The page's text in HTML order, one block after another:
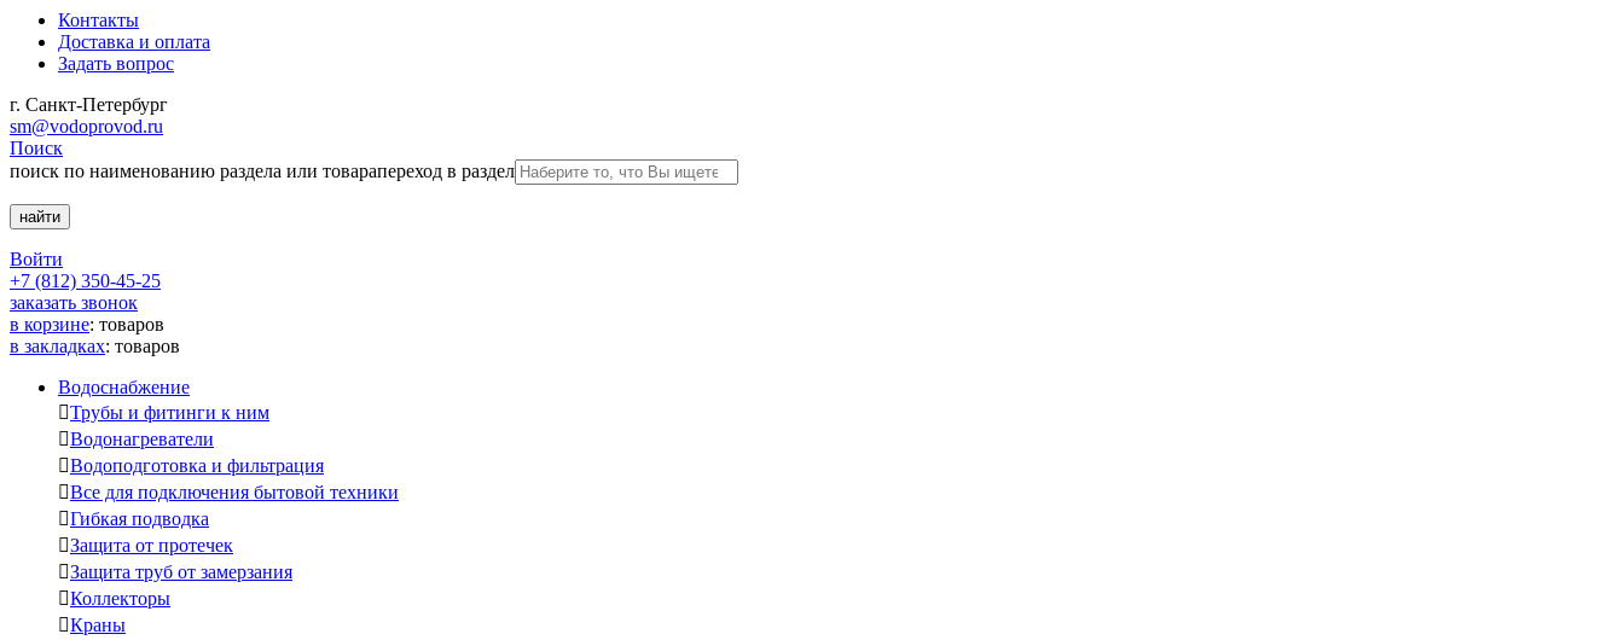
Контакты
Доставка и оплата
Задать вопрос
г. Санкт-Петербург
sm@vodoprovod.ru
Поиск
поиск по наименованию раздела или товарапереход в раздел
Войти
+7 (812) 350-45-25
заказать звонок
в корзине: товаров
в закладках: товаров
Водоснабжение
Трубы и фитинги к ним
Водонагреватели
Водоподготовка и фильтрация
Все для подключения бытовой техники
Гибкая подводка
Защита от протечек
Защита труб от замерзания
Коллекторы
Краны